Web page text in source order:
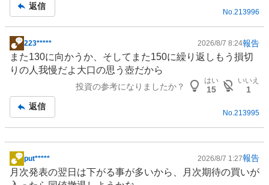
事
返信
No.213996
掲
示
板
223***** 2026/8/7 8:24報告
また130に向かうか、そしてまた150に繰り返しもう損切
りの人我慢だよ大口の思う壺だから
投資の参考になりましたか？
はい
15
いいえ
1
返信
No. 213995
掲
示
put***** 2026/8/7 1:27報告
月次発表の翌日は下がる事が多いから、月次期待の買いが